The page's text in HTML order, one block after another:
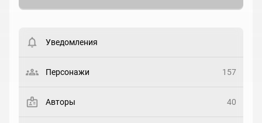
Статус
Уведомления
Персонажи 157
Авторы 40